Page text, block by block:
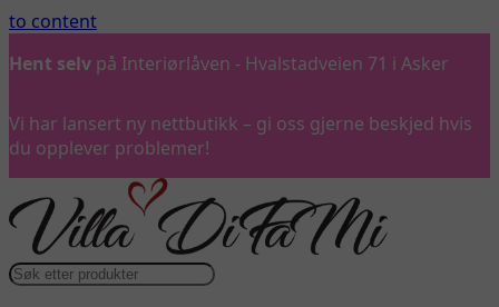
to content
Ring oss gjerne på 992 57 899
Vi har lansert ny nettbutikk – gi oss gjerne beskjed hvis
du opplever problemer!